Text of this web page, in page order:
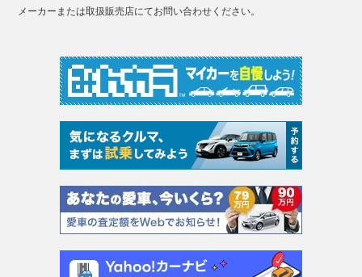
メーカーまたは取扱販売店にてお問い合わせください。